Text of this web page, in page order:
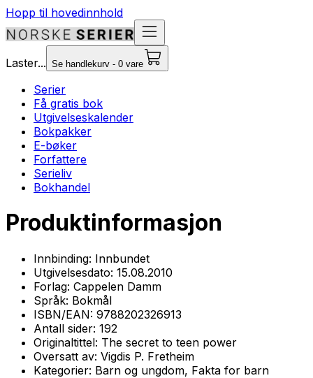
Hopp til hovedinnhold
Laster... Se handlekurv - 0 vare
Serier
Få gratis bok
Utgivelseskalender
Bokpakker
E-bøker
Forfattere
Serieliv
Bokhandel
Produktinformasjon
Innbinding: Innbundet
Utgivelsesdato: 15.08.2010
Forlag: Cappelen Damm
Språk: Bokmål
ISBN/EAN: 9788202326913
Antall sider: 192
Originaltittel: The secret to teen power
Oversatt av: Vigdis P. Fretheim
Kategorier: Barn og ungdom, Fakta for barn